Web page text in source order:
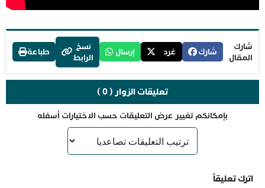
شارك
المقال
شارك غرد إرسال
نسخ
الرابط
طباعة
تعليقات الزوار ( 0 )
بإمكانكم تغيير عرض التعليقات حسب الاختيارات أسفله
اترك تعليقاً